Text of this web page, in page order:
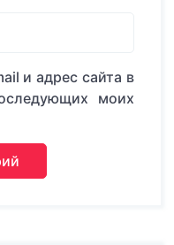
и адрес сайта в
моих